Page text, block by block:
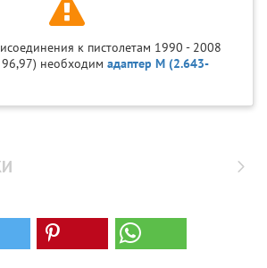
к пистолетам 1990 - 2008
96,97) необходим адаптер М (2.643-